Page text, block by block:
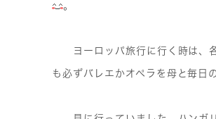
。
ヨーロッパ旅行に行く時は、
も必ずバレエかオペラを母と毎日